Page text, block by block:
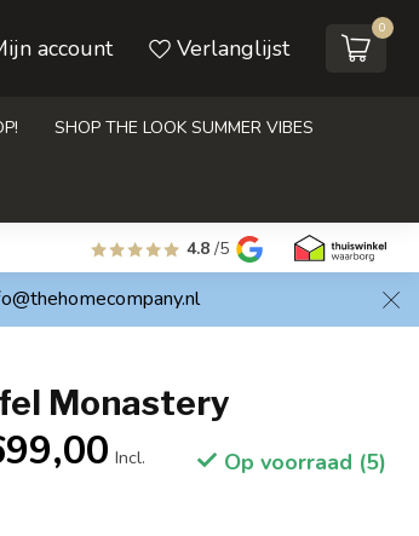
account Verlanglijst
0
SHOP THE LOOK SUMMER VIBES
4.8 /5
Monastery
Incl.
Op voorraad (5)